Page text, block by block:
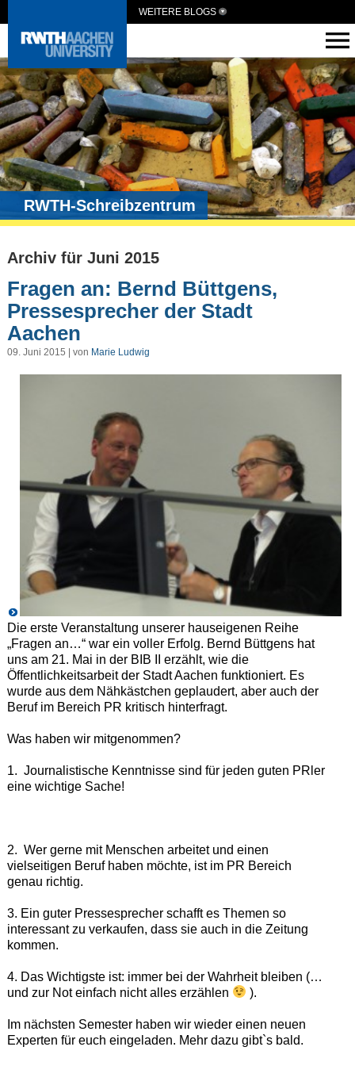
WEITERE BLOGS
RWTH-Schreibzentrum
Archiv für Juni 2015
Fragen an: Bernd Büttgens,
Pressesprecher der Stadt
Aachen
09. Juni 2015 | von Marie Ludwig
Die erste Veranstaltung unserer hauseigenen Reihe
„Fragen an…“ war ein voller Erfolg. Bernd Büttgens hat
uns am 21. Mai in der BIB II erzählt, wie die
Öffentlichkeitsarbeit der Stadt Aachen funktioniert. Es
wurde aus dem Nähkästchen geplaudert, aber auch der
Beruf im Bereich PR kritisch hinterfragt.
Was haben wir mitgenommen?
1. Journalistische Kenntnisse sind für jeden guten PRler
eine wichtige Sache!
2. Wer gerne mit Menschen arbeitet und einen
vielseitigen Beruf haben möchte, ist im PR Bereich
genau richtig.
3. Ein guter Pressesprecher schafft es Themen so
interessant zu verkaufen, dass sie auch in die Zeitung
kommen.
4. Das Wichtigste ist: immer bei der Wahrheit bleiben (…
und zur Not einfach nicht alles erzählen
).
Im nächsten Semester haben wir wieder einen neuen
Experten für euch eingeladen. Mehr dazu gibt`s bald.